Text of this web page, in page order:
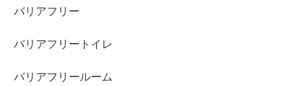
バリアフリー
バリアフリートイレ
バリアフリールーム